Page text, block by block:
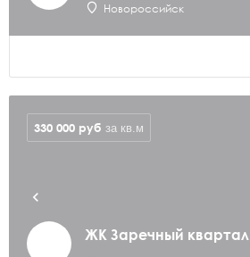
Новороссийск
ЖК Заречный квартал
330 000 руб за кв.м